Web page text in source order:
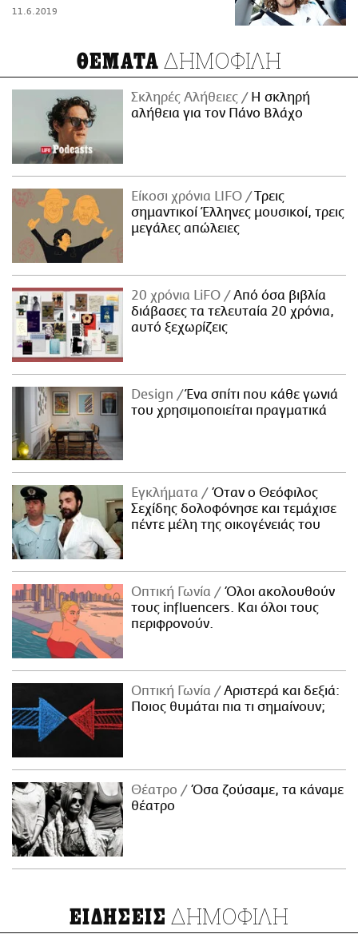
11.6.2019
ΘΕΜΑΤΑ ΔΗΜΟΦΙΛΗ
Σκληρές Αλήθειες
H σκληρή
αλήθεια για τον Πάνο Βλάχο
Είκοσι χρόνια LIFO
Tρεις
σημαντικοί Έλληνες μουσικοί, τρεις
μεγάλες απώλειες
20 χρόνια LiFO
Από όσα βιβλία
διάβασες τα τελευταία 20 χρόνια,
αυτό ξεχωρίζεις
Design
Ένα σπίτι που κάθε γωνιά
του χρησιμοποιείται πραγματικά
Εγκλήματα
Όταν ο Θεόφιλος
Σεχίδης δολοφόνησε και τεμάχισε
πέντε μέλη της οικογένειάς του
Οπτική Γωνία
Όλοι ακολουθούν
τους influencers. Και όλοι τους
περιφρονούν.
Οπτική Γωνία
Αριστερά και δεξιά:
Ποιος θυμάται πια τι σημαίνουν;
Θέατρο
Όσα ζούσαμε, τα κάναμε
θέατρο
ΕΙΔΗΣΕΙΣ ΔΗΜΟΦΙΛΗ